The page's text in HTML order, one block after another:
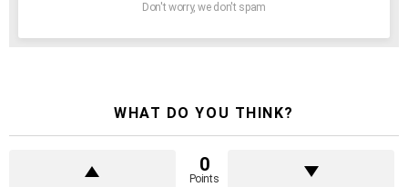
Don't worry, we don't spam
WHAT DO YOU THINK?
0
Points